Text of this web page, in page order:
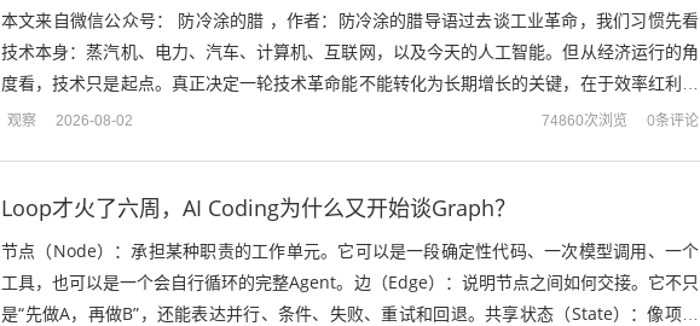
本文来自微信公众号： 防冷涂的腊 ，作者：防冷涂的腊导语过去谈工业革命，我们习惯先看
技术本身：蒸汽机、电力、汽车、计算机、互联网，以及今天的人工智能。但从经济运行的角
度看，技术只是起点。真正决定一轮技术革命能不能转化为长期增长的关键，在于效率红利能
否重新变成劳动收入、消费能力和新增需求。生产率提高之...
观察 2026-08-02 74860次浏览 0条评论
Loop才火了六周，AI Coding为什么又开始谈Graph？
节点（Node）：承担某种职责的工作单元。它可以是一段确定性代码、一次模型调用、一个
工具，也可以是一个会自行循环的完整Agent。边（Edge）：说明节点之间如何交接。它不只
是“先做A，再做B”，还能表达并行、条件、失败、重试和回退。共享状态（State）：像项目